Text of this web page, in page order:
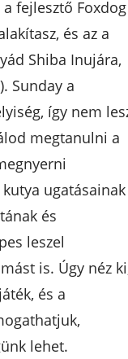
fejlesztő Foxdog
és az a
Shiba Inujára,
Sunday a
így nem
megtanulni a
ugatásainak
és
leszel
is. Úgy néz
és a
lehet.